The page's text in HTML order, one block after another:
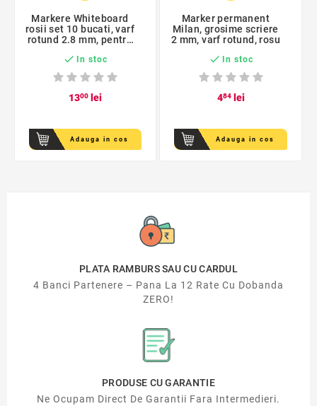
Markere Whiteboard
rosii set 10 bucati, varf
rotund 2.8 mm, pentru
 In stoc
1300lei
Adauga in cos
Marker permanent
Milan, grosime scriere
2 mm, varf rotund, rosu
 In stoc
484lei
Adauga in cos
PLATA RAMBURS SAU CU CARDUL
4 Banci Partenere – Pana La 12 Rate Cu Dobanda
ZERO!
PRODUSE CU GARANTIE
Ne Ocupam Direct De Garantii Fara Intermedieri.